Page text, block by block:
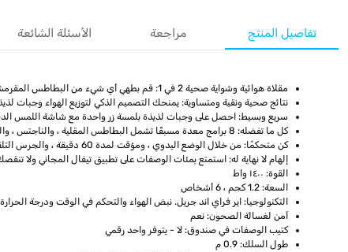
تفاصيل المنتج مراجعة الأسئلة الشائعة
مقلاة هوائية وشواية صحية 2 في 1: قم بطهي أي شيء من البطاطس المقرمشة أو الناجتس إلى شرائح اللحم الطرية أو السلمون اللذيذ
نتائج صحية ونقية ومتساوية: يمنحك التصميم الذكي لتوزيع الهواء وجبات لذيذة مع نسبة دهون
سريع وبسيط: احصل على وجبات لذيذة بلمسة زر واحدة مع شاشة اللمس
كل ما تفضله: 8 برامج معدة مسبقًا تشمل البطاطس المقلية ، والناجتس ، والدجاج المشوي ، والبيتزا ، واللحوم المشوية ، والسمك ، والخضروات ، والحلوى. يمكنك أيضا أن تجفف!
كن متحكمًا: من خلال الوضع اليدوي ، ومؤقت لمدة 60 دقيقة ، والجرس التلقائي والتحكم في درجة الحرارة ، سيكون لديك كل التحكم الذي تحتاجه لإتقان وصفاتك الخاصة
إلهام لا نهاية له: استمتع بمئات الوصفات على تطبيق تيفال المجاني ولا تنقصك
القوة: ١٤٠٠ واط
السعة: 1.2 كجم ، 6 أشخاص
التكنولوجيا: اير فراي اند جريل. نبض الهواء والتحكم في الوقت ودرجة الحرارة
آمن لغسالة الصحون: نعم
كتيب الوصفات في صندوق: لا - يتوفر واحد رقمي
طول السلك: 0.9 م